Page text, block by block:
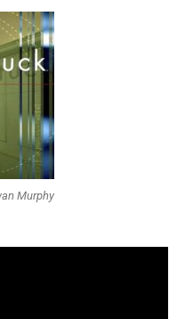
Murphy